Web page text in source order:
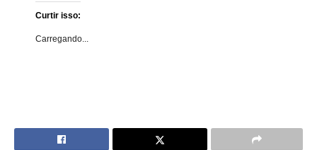
Curtir isso:
Carregando...